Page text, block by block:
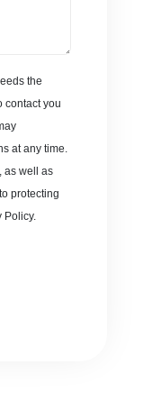
the
contact you
at any time.
as well as
protecting
Policy.